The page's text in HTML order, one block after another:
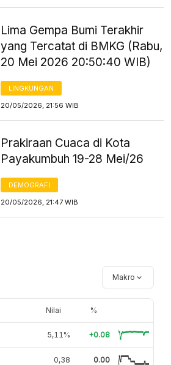
Lima Gempa Bumi Terakhir
yang Tercatat di BMKG (Rabu,
20 Mei 2026 20:50:40 WIB)
LINGKUNGAN
20/05/2026, 21:56 WIB
Prakiraan Cuaca di Kota
Payakumbuh 19-28 Mei/26
DEMOGRAFI
20/05/2026, 21:47 WIB
Makro
Nilai %
5,11% +0.08
0,38 0.00